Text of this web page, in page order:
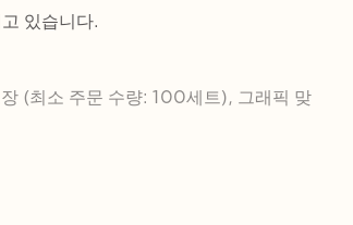
있습니다.
(최소 주문 수량: 100세트), 그래픽 맞